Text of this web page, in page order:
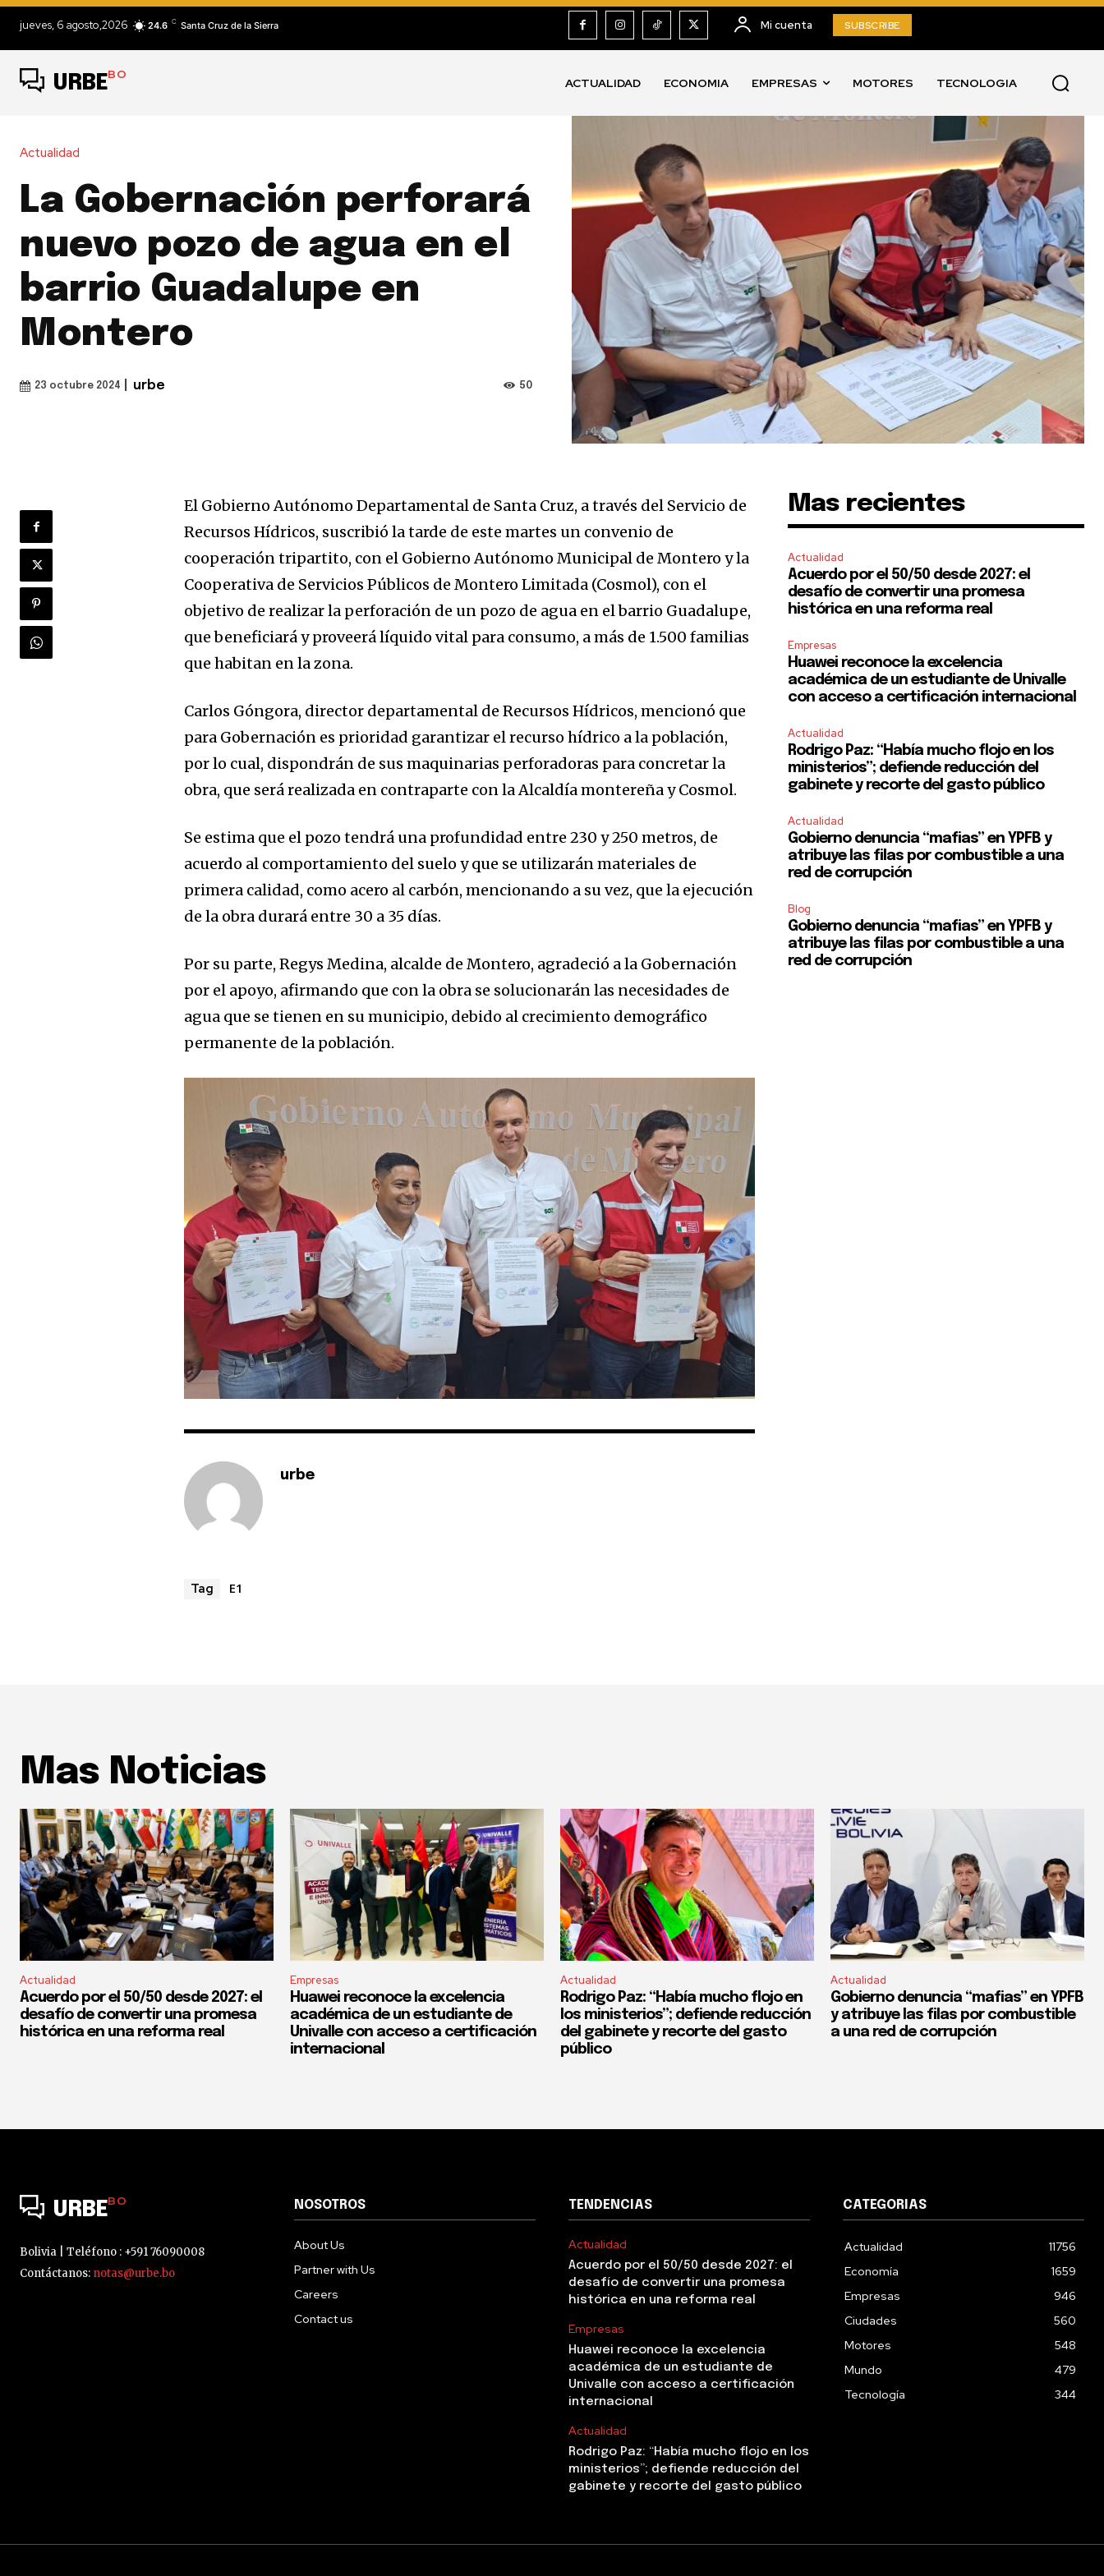
Join our community of
SUBSCRIBERS and be part
of the conversation.
To subscribe, simply enter your email address on our website or click
the subscribe button below. Don't worry, we respect your privacy and
won't spam your inbox. Your information is safe with us.
jueves, 6 agosto,2026 24.6 C Santa Cruz de la Sierra Mi cuenta SUBSCRIBE
URBEBO
ACTUALIDAD ECONOMIA EMPRESAS MOTORES TECNOLOGIA
Actualidad
La Gobernación perforará
nuevo pozo de agua en el
barrio Guadalupe en
Montero
23 octubre 2024 urbe 50
El Gobierno Autónomo Departamental de Santa Cruz, a través del Servicio de
Recursos Hídricos, suscribió la tarde de este martes un convenio de
cooperación tripartito, con el Gobierno Autónomo Municipal de Montero y la
Cooperativa de Servicios Públicos de Montero Limitada (Cosmol), con el
objetivo de realizar la perforación de un pozo de agua en el barrio Guadalupe,
que beneficiará y proveerá líquido vital para consumo, a más de 1.500 familias
que habitan en la zona.
Carlos Góngora, director departamental de Recursos Hídricos, mencionó que
para Gobernación es prioridad garantizar el recurso hídrico a la población,
por lo cual, dispondrán de sus maquinarias perforadoras para concretar la
obra, que será realizada en contraparte con la Alcaldía montereña y Cosmol.
Se estima que el pozo tendrá una profundidad entre 230 y 250 metros, de
acuerdo al comportamiento del suelo y que se utilizarán materiales de
primera calidad, como acero al carbón, mencionando a su vez, que la ejecución
de la obra durará entre 30 a 35 días.
Por su parte, Regys Medina, alcalde de Montero, agradeció a la Gobernación
por el apoyo, afirmando que con la obra se solucionarán las necesidades de
agua que se tienen en su municipio, debido al crecimiento demográfico
permanente de la población.
urbe
Tag E1
Mas recientes
Actualidad
Acuerdo por el 50/50 desde 2027: el
desafío de convertir una promesa
histórica en una reforma real
Empresas
Huawei reconoce la excelencia
académica de un estudiante de Univalle
con acceso a certificación internacional
Actualidad
Rodrigo Paz: “Había mucho flojo en los
ministerios”; defiende reducción del
gabinete y recorte del gasto público
Actualidad
Gobierno denuncia “mafias” en YPFB y
atribuye las filas por combustible a una
red de corrupción
Blog
Gobierno denuncia “mafias” en YPFB y
atribuye las filas por combustible a una
red de corrupción
Mas Noticias
Actualidad
Acuerdo por el 50/50 desde 2027: el
desafío de convertir una promesa
histórica en una reforma real
Empresas
Huawei reconoce la excelencia
académica de un estudiante de
Univalle con acceso a certificación
internacional
Actualidad
Rodrigo Paz: “Había mucho flojo en
los ministerios”; defiende reducción
del gabinete y recorte del gasto
público
Actualidad
Gobierno denuncia “mafias” en YPFB
y atribuye las filas por combustible
a una red de corrupción
URBEBO
Bolivia | Teléfono : +591 76090008
Contáctanos: notas@urbe.bo
NOSOTROS
About Us
Partner with Us
Careers
Contact us
TENDENCIAS
Actualidad
Acuerdo por el 50/50 desde 2027: el
desafío de convertir una promesa
histórica en una reforma real
Empresas
Huawei reconoce la excelencia
académica de un estudiante de
Univalle con acceso a certificación
internacional
Actualidad
Rodrigo Paz: “Había mucho flojo en los
ministerios”; defiende reducción del
gabinete y recorte del gasto público
CATEGORIAS
Actualidad
11756
Economía
1659
Empresas
946
Ciudades
560
Motores
548
Mundo
479
Tecnología
344